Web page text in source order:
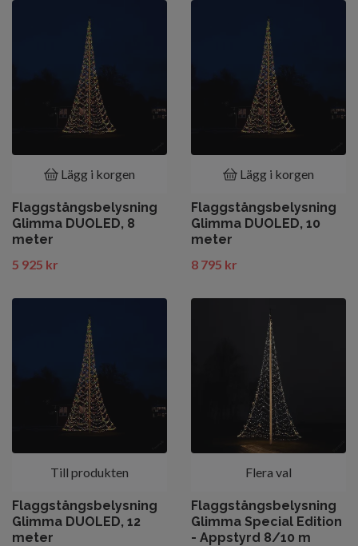
Lägg i korgen
Flaggstångsbelysning
Glimma DUOLED, 8
meter
5 925 kr
Lägg i korgen
Flaggstångsbelysning
Glimma DUOLED, 10
meter
8 795 kr
Till produkten
Flaggstångsbelysning
Glimma DUOLED, 12
meter
Flera val
Flaggstångsbelysning
Glimma Special Edition
- Appstyrd 8/10 m